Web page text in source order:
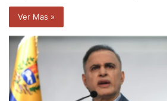
Ver Mas »